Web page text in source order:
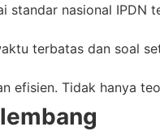
standar nasional IPDN
terbatas dan soal
efisien. Tidak hanya